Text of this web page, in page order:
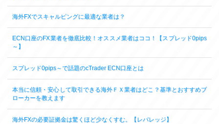
海外FXでスキャルピングに最適な業者は？
ECN口座のFX業者を徹底比較！オススメ業者はココ！【スプレッド0pips
～】
スプレッド0pips～で話題のcTrader ECN口座とは
本当に信頼・安心して取引できる海外ＦＸ業者はどこ？基準とおすすめブ
ローカーを教えます
海外FXの必要証拠金は驚くほど少なくすむ。【レバレッジ】